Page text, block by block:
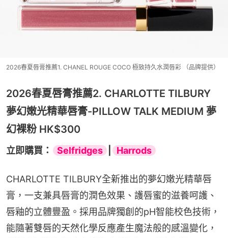
2026春夏唇膏推薦1. CHANEL ROUGE COCO 極致持久水潤唇彩 （品牌提供）
2026春夏唇膏推薦2. CHARLOTTE TILBURY
夢幻嫩光精華唇膏-PILLOW TALK MEDIUM 夢
幻裸粉 HK$300
立即購買： Selfridges Harrods
CHARLOTTE TILBURY全新推出的夢幻嫩光精華唇
膏，一支兼具唇膏的潤色效果、護唇蜜的滋養呵護、
唇釉的立體豐盈。採用品牌獨創的pH智能校色技術，
能隨著雙唇的天然化學反應產生魔法般的感溫變化，